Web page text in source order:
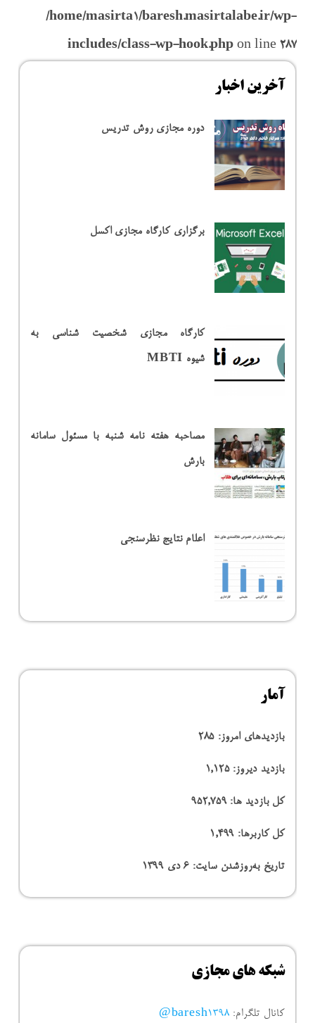
/home/masirta1/baresh.masirtalabe.ir/wp-
includes/class-wp-hook.phpon line 287
آخرین اخبار
دوره مجازی روش تدریس
برگزاری کارگاه مجازی اکسل
کارگاه مجازی شخصیت شناسی به
شیوه MBTI
مصاحبه هفته نامه شنبه با مسئول سامانه
بارش
اعلام نتایج نظرسنجی
آمار
بازدیدهای امروز: 285
بازدید دیروز:1,125
کل بازدید ها:952,759
کل کاربرها: 1,499
تاریخ به‌روزشدن سایت:۶ دی ۱۳۹۹
شبکه های مجازی
کانال تلگرام: baresh1398@